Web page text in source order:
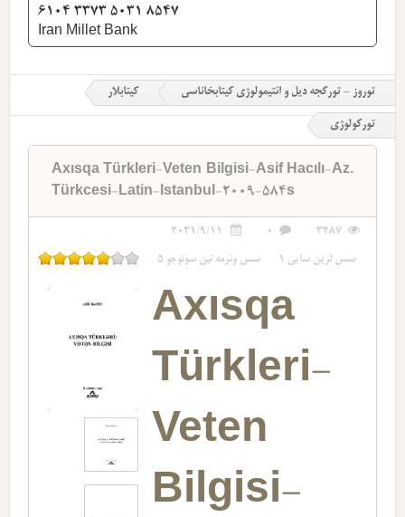
6104 3373 5031 8547
Iran Millet Bank
توروز - تورکجه دیل و ائتیمولوژی کیتابخاناسی کیتابلار
تورکولوژی
Axısqa Türkleri-Veten Bilgisi-Asif Hacılı-Az.
Türkcesi-Latin-Istanbul-2009-584s
3487
0
2021/9/11
سس لرین سایی 1 سس وئرمه نین سونوجو 5
Axısqa
Türkleri-
Veten
Bilgisi-